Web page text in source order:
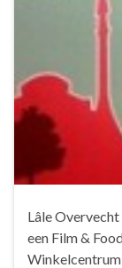
Lâle
een Film &